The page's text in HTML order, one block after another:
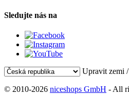
Sledujte nás na
Upravit zemi
© 2010-2026 niceshops GmbH - All